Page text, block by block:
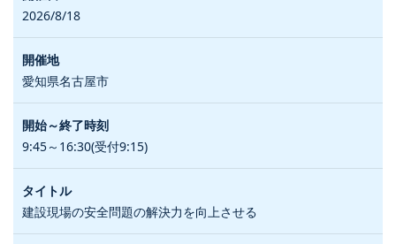
2026/8/18
愛知県名古屋市
9:45～16:30(受付9:15)
建設現場の安全問題の解決力を向上させる